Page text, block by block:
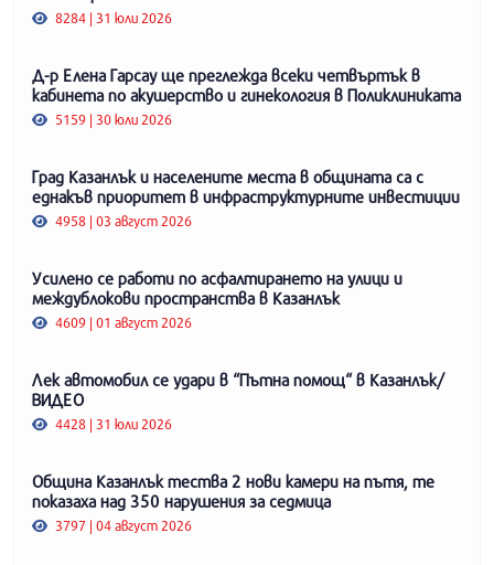
8284 | 31 юли 2026
Д-р Елена Гарсау ще преглежда всеки четвъртък в
кабинета по акушерство и гинекология в Поликлиниката
5159 | 30 юли 2026
Град Казанлък и населените места в общината са с
еднакъв приоритет в инфраструктурните инвестиции
4958 | 03 август 2026
Усилено се работи по асфалтирането на улици и
междублокови пространства в Казанлък
4609 | 01 август 2026
Лек автомобил се удари в “Пътна помощ“ в Казанлък/
ВИДЕО
4428 | 31 юли 2026
Община Казанлък тества 2 нови камери на пътя, те
показаха над 350 нарушения за седмица
3797 | 04 август 2026